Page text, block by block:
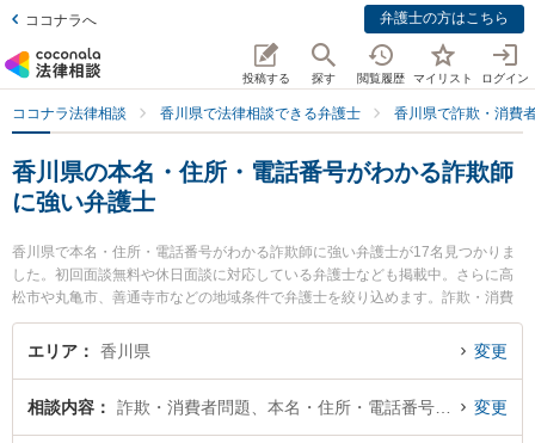
ココナラへ 弁護士の方はこちら
投稿する 探す 閲覧履歴 マイリスト ログイン
ココナラ法律相談 香川県で法律相談できる弁護士 香川県で詐欺・消費
香川県の本名・住所・電話番号がわかる詐欺師
に強い弁護士
香川県で本名・住所・電話番号がわかる詐欺師に強い弁護士が17名見つかりま
した。初回面談無料や休日面談に対応している弁護士なども掲載中。さらに高
松市や丸亀市、善通寺市などの地域条件で弁護士を絞り込めます。詐欺・消費
者問題に関係する投資詐欺や副業詐欺、FX詐欺等の細かな分野での絞り込み検
索もでき便利です。特に弁護士法人山本・坪井綜合法律事務所 高松オフィスの
す。『香川県で土日や夜間に発生した本名・住所・電話番号がわかる詐欺師の
トラブルを今すぐに弁護士に相談したい』『本名・住所・電話番号がわかる詐
エリア 香川県 変更
相談内容 変更